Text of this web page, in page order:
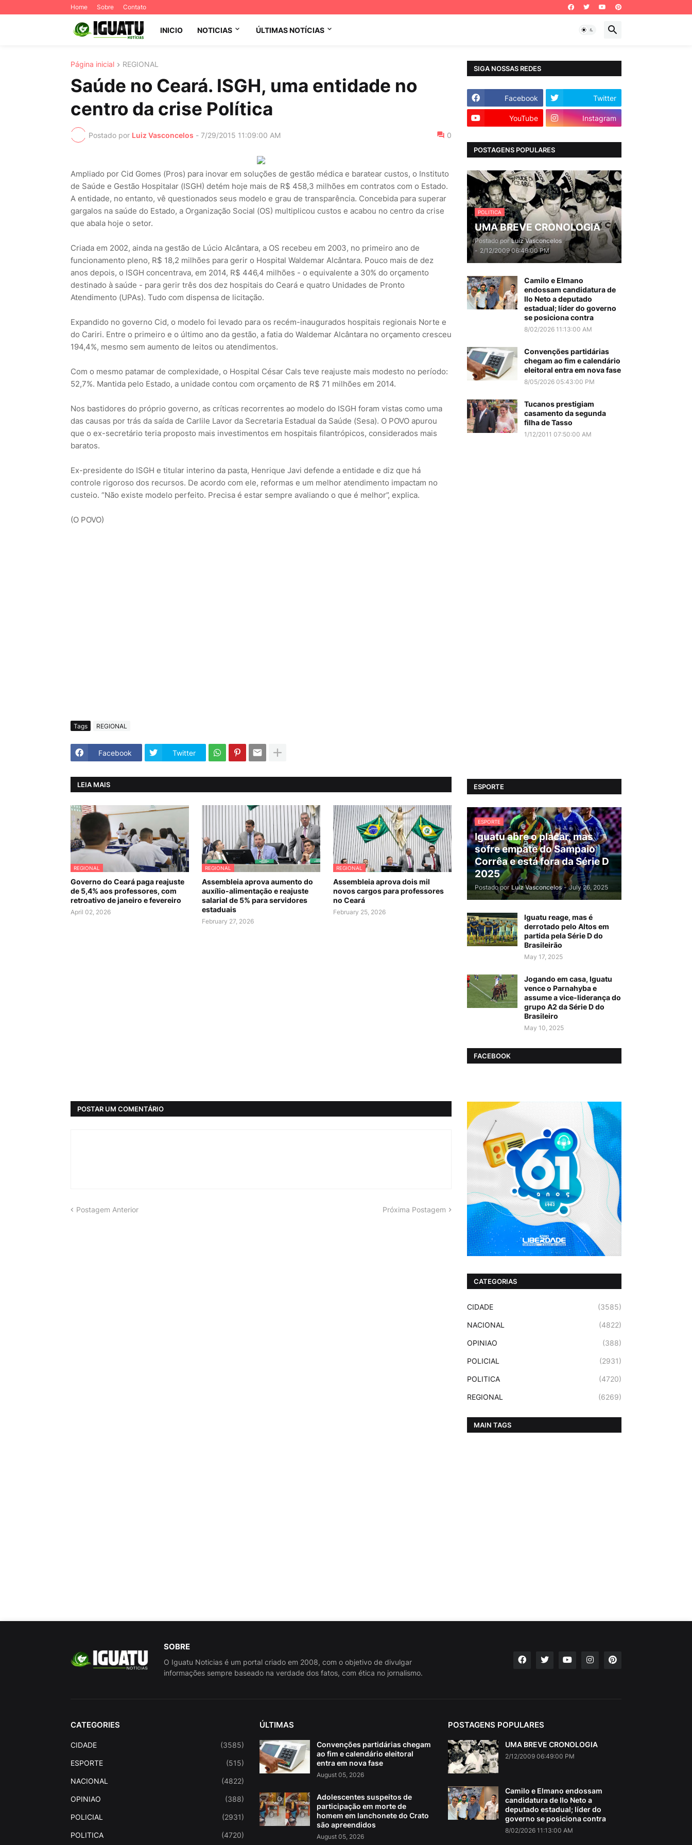
Home Sobre Contato
INICIO NOTICIAS ÚLTIMAS NOTÍCIAS
Página inicial REGIONAL
Saúde no Ceará. ISGH, uma entidade no
centro da crise Política
Postado por Luiz Vasconcelos - 7/29/2015 11:09:00 AM 0
Ampliado por Cid Gomes (Pros) para inovar em soluções de gestão médica e baratear custos, o Instituto
de Saúde e Gestão Hospitalar (ISGH) detém hoje mais de R$ 458,3 milhões em contratos com o Estado.
A entidade, no entanto, vê questionados seus modelo e grau de transparência. Concebida para superar
gargalos na saúde do Estado, a Organização Social (OS) multiplicou custos e acabou no centro da crise
que abala hoje o setor.
Criada em 2002, ainda na gestão de Lúcio Alcântara, a OS recebeu em 2003, no primeiro ano de
funcionamento pleno, R$ 18,2 milhões para gerir o Hospital Waldemar Alcântara. Pouco mais de dez
anos depois, o ISGH concentrava, em 2014, R$ 446,4 milhões - o equivalente a 30% do orçamento
destinado à saúde - para gerir três dos dez hospitais do Ceará e quatro Unidades de Pronto
Atendimento (UPAs). Tudo com dispensa de licitação.
Expandido no governo Cid, o modelo foi levado para os recém-inaugurados hospitais regionais Norte e
do Cariri. Entre o primeiro e o último ano da gestão, a fatia do Waldemar Alcântara no orçamento cresceu
194,4%, mesmo sem aumento de leitos ou atendimentos.
Com o mesmo patamar de complexidade, o Hospital César Cals teve reajuste mais modesto no período:
52,7%. Mantida pelo Estado, a unidade contou com orçamento de R$ 71 milhões em 2014.
Nos bastidores do próprio governo, as críticas recorrentes ao modelo do ISGH foram vistas como uma
das causas por trás da saída de Carlile Lavor da Secretaria Estadual da Saúde (Sesa). O POVO apurou
que o ex-secretário teria proposto mais investimentos em hospitais filantrópicos, considerados mais
baratos.
Ex-presidente do ISGH e titular interino da pasta, Henrique Javi defende a entidade e diz que há
controle rigoroso dos recursos. De acordo com ele, reformas e um melhor atendimento impactam no
custeio. “Não existe modelo perfeito. Precisa é estar sempre avaliando o que é melhor”, explica.
(O POVO)
Tags REGIONAL
Facebook Twitter
LEIA MAIS
REGIONAL
Governo do Ceará paga reajuste
de 5,4% aos professores, com
retroativo de janeiro e fevereiro
April 02, 2026
REGIONAL
Assembleia aprova aumento do
auxílio-alimentação e reajuste
salarial de 5% para servidores
estaduais
February 27, 2026
REGIONAL
Assembleia aprova dois mil
novos cargos para professores
no Ceará
February 25, 2026
POSTAR UM COMENTÁRIO
Postagem Anterior Próxima Postagem
SIGA NOSSAS REDES
Facebook Twitter
YouTube Instagram
POSTAGENS POPULARES
POLITICA
UMA BREVE CRONOLOGIA
Postado por Luiz Vasconcelos
- 2/12/2009 06:49:00 PM
Camilo e Elmano
endossam candidatura de
Ilo Neto a deputado
estadual; líder do governo
se posiciona contra
8/02/2026 11:13:00 AM
Convenções partidárias
chegam ao fim e calendário
eleitoral entra em nova fase
8/05/2026 05:43:00 PM
Tucanos prestigiam
casamento da segunda
filha de Tasso
1/12/2011 07:50:00 AM
ESPORTE
ESPORTE
Iguatu abre o placar, mas
sofre empate do Sampaio
Corrêa e está fora da Série D
2025
Postado por Luiz Vasconcelos - July 26, 2025
Iguatu reage, mas é
derrotado pelo Altos em
partida pela Série D do
Brasileirão
May 17, 2025
Jogando em casa, Iguatu
vence o Parnahyba e
assume a vice-liderança do
grupo A2 da Série D do
Brasileiro
May 10, 2025
FACEBOOK
CATEGORIAS
CIDADE (3585)
NACIONAL (4822)
OPINIAO (388)
POLICIAL (2931)
POLITICA (4720)
REGIONAL (6269)
MAIN TAGS
SOBRE
O Iguatu Noticias é um portal criado em 2008, com o objetivo de divulgar
informações sempre baseado na verdade dos fatos, com ética no jornalismo.
CATEGORIES
CIDADE (3585)
ESPORTE (515)
NACIONAL (4822)
OPINIAO (388)
POLICIAL (2931)
POLITICA (4720)
ÚLTIMAS
Convenções partidárias chegam
ao fim e calendário eleitoral
entra em nova fase
August 05, 2026
Adolescentes suspeitos de
participação em morte de
homem em lanchonete do Crato
são apreendidos
August 05, 2026
POSTAGENS POPULARES
UMA BREVE CRONOLOGIA
2/12/2009 06:49:00 PM
Camilo e Elmano endossam
candidatura de Ilo Neto a
deputado estadual; líder do
governo se posiciona contra
8/02/2026 11:13:00 AM